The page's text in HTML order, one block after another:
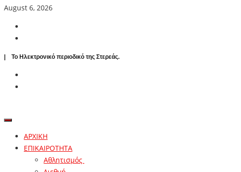
August 6, 2026
| To Ηλεκτρονικό περιοδικό της Στερεάς.
ΑΡΧΙΚΗ
ΕΠΙΚΑΙΡΟΤΗΤΑ
Αθλητισμός